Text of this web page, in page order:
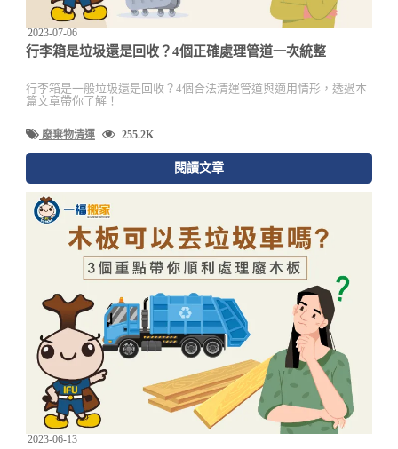
2023-07-06
行李箱是垃圾還是回收？4個正確處理管道一次統整
行李箱是一般垃圾還是回收？4個合法清運管道與適用情形，透過本
篇文章帶你了解！
廢棄物清運 255.2K
閱讀文章
2023-06-13